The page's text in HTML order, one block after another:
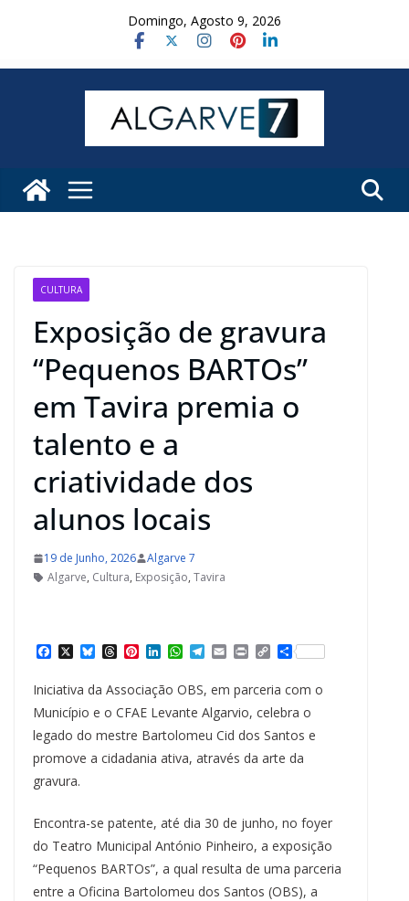
Domingo, Agosto 9, 2026
CULTURA
Exposição de gravura
“Pequenos BARTOs”
em Tavira premia o
talento e a
criatividade dos
alunos locais
19 de Junho, 2026
Algarve 7
Algarve, Cultura, Exposição, Tavira
c
e
b
o
k
X B
e
s
y
T
e
a
s
P
n
t
e
e
s
t
L
n
k
e
I
n
W
a
t
s
p
p
T
e
g
a
m
E
i
l
P
n
C
p
y
L
n
k
S
r
e
Iniciativa da Associação OBS, em parceria com o
Município e o CFAE Levante Algarvio, celebra o
legado do mestre Bartolomeu Cid dos Santos e
promove a cidadania ativa, através da arte da
gravura.
Encontra-se patente, até dia 30 de junho, no foyer
do Teatro Municipal António Pinheiro, a exposição
“Pequenos BARTOs”, a qual resulta de uma parceria
entre a Oficina Bartolomeu dos Santos (OBS), a